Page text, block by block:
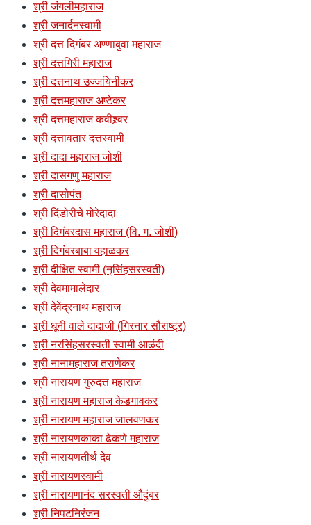
श्री जंगलीमहाराज
श्री जनार्दनस्वामी
श्री दत्त दिगंबर अण्णाबुवा महाराज
श्री दत्तगिरी महाराज
श्री दत्तनाथ उज्जयिनीकर
श्री दत्तमहाराज अष्टेकर
श्री दत्तमहाराज कवीश्र्वर
श्री दत्तावतार दत्तस्वामी
श्री दादा महाराज जोशी
श्री दासगणु महाराज
श्री दासोपंत
श्री दिंडोरीचे मोरेदादा
श्री दिगंबरदास महाराज (वि. ग. जोशी)
श्री दिगंबरबाबा वहाळकर
श्री दीक्षित स्वामी (नृसिंहसरस्वती)
श्री देवमामालेदार
श्री देवेंद्रनाथ महाराज
श्री धूनी वाले दादाजी (गिरनार सौराष्ट्र)
श्री नरसिंहसरस्वती स्वामी आळंदी
श्री नानामहाराज तराणेकर
श्री नारायण गुरुदत्त महाराज
श्री नारायण महाराज केडगावकर
श्री नारायण महाराज जालवणकर
श्री नारायणकाका ढेकणे महाराज
श्री नारायणतीर्थ देव
श्री नारायणस्वामी
श्री नारायणानंद सरस्वती औदुंबर
श्री निपटनिरंजन